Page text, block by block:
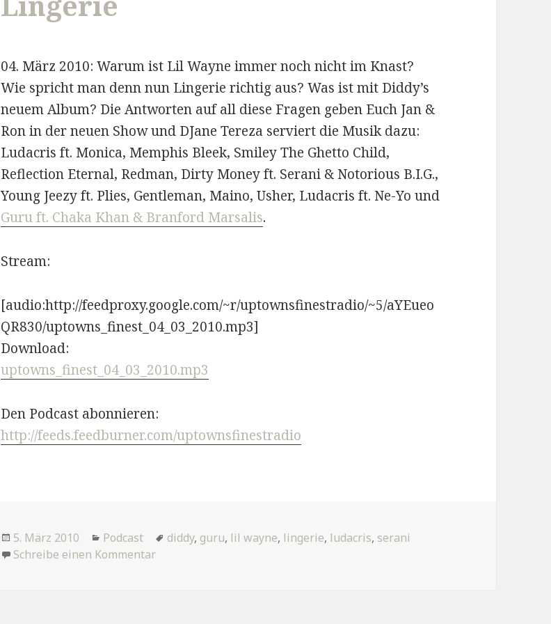
04. März 2010: Warum ist Lil Wayne immer noch nicht im Knast?
Wie spricht man denn nun Lingerie richtig aus? Was ist mit Diddy’s
neuem Album? Die Antworten auf all diese Fragen geben Euch Jan &
Ron in der neuen Show und DJane Tereza serviert die Musik dazu:
Ludacris ft. Monica, Memphis Bleek, Smiley The Ghetto Child,
Reflection Eternal, Redman, Dirty Money ft. Serani & Notorious B.I.G.,
Young Jeezy ft. Plies, Gentleman, Maino, Usher, Ludacris ft. Ne-Yo und
Guru ft. Chaka Khan & Branford Marsalis.
Stream:
[audio:http://feedproxy.google.com/~r/uptownsfinestradio/~5/aYEueo
QR830/uptowns_finest_04_03_2010.mp3]
Download:
uptowns_finest_04_03_2010.mp3
Den Podcast abonnieren:
http://feeds.feedburner.com/uptownsfinestradio
Veröffentlicht
am
5. März 2010 Kategorien
Podcast Tags
diddy, guru, lil wayne, lingerie, ludacris, serani
Schreibe einen Kommentarzu Lingerie